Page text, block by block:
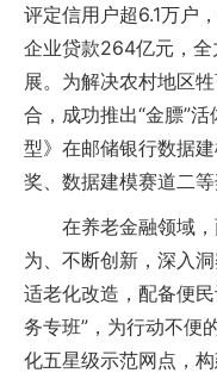
评定信用户超6.1万户
企业贷款264亿元，
展。为解决农村地区
合，成功推出“金膘”
型》在邮储银行数据
奖、数据建模赛道二等
在养老金融领域，
为、不断创新，深入
适老化改造，配备便
务专班”，为行动不便
化五星级示范网点，